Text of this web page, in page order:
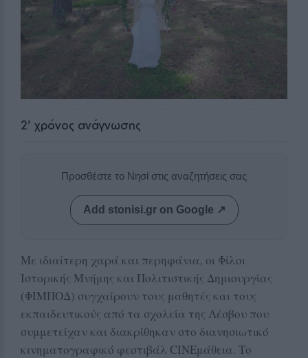
2' χρόνος ανάγνωσης
Προσθέστε το Νησί στις αναζητήσεις σας
Add stonisi.gr on Google ↗
Με ιδιαίτερη χαρά και περηφάνια, οι Φίλοι
Ιστορικής Μνήμης και Πολιτιστικής Δημιουργίας
(ΦΙΜΠΟΔ) συγχαίρουν τους μαθητές και τους
εκπαιδευτικούς από τα σχολεία της Λέσβου που
συμμετείχαν και διακρίθηκαν στο διανησιωτικό
κινηματογραφικό φεστιβάλ CINEμάθεια. Το